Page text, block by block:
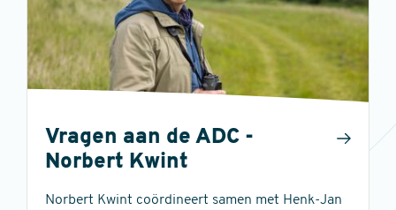
Vragen aan de ADC -
Norbert Kwint
Norbert Kwint coördineert samen met Henk-Jan